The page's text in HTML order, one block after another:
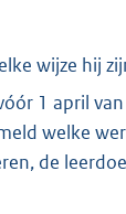
wijze hij
1 april
welke
de